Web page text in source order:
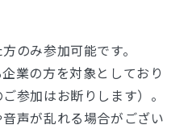
のみ参加可能です。
業の方を対象としており
参加はお断りします）。
声が乱れる場合がござい